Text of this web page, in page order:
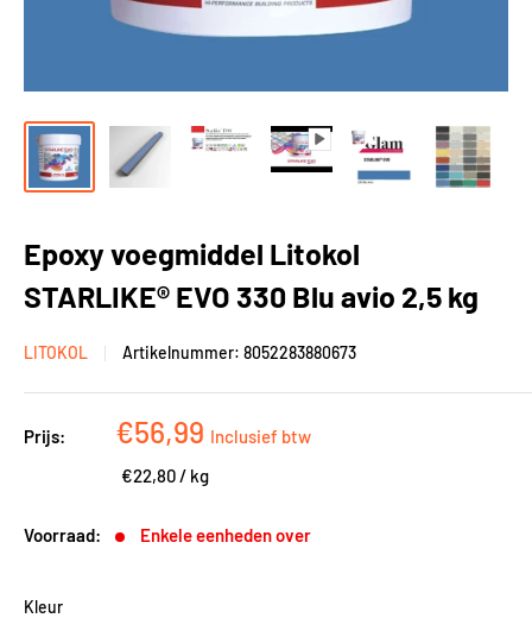
Epoxy voegmiddel Litokol
STARLIKE® EVO 330 Blu avio 2,5 kg
LITOKOL Artikelnummer: 8052283880673
Prijs: Kortingsprijs
€56,99 Inclusief btw
€22,80/ kg
Voorraad: Enkele eenheden over
Kleur